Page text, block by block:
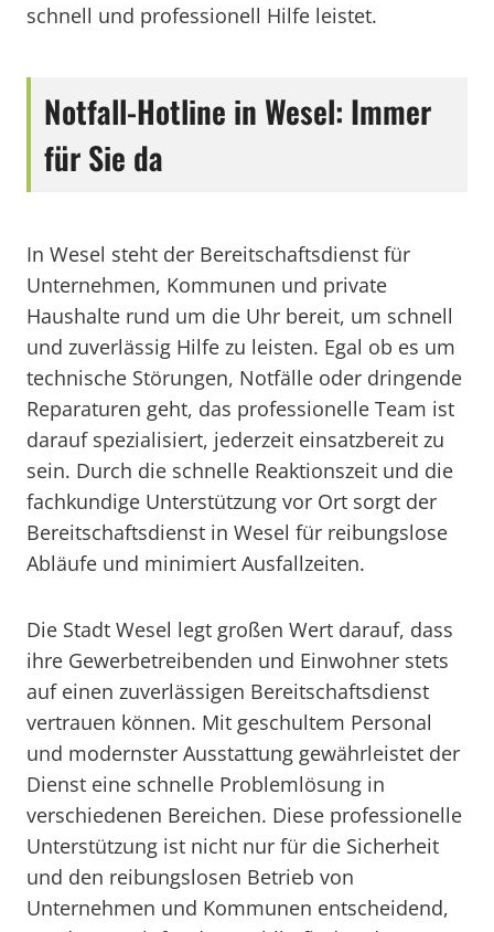
schnell und professionell Hilfe leistet.
Notfall-Hotline in Wesel: Immer
für Sie da
In Wesel steht der Bereitschaftsdienst für
Unternehmen, Kommunen und private
Haushalte rund um die Uhr bereit, um schnell
und zuverlässig Hilfe zu leisten. Egal ob es um
technische Störungen, Notfälle oder dringende
Reparaturen geht, das professionelle Team ist
darauf spezialisiert, jederzeit einsatzbereit zu
sein. Durch die schnelle Reaktionszeit und die
fachkundige Unterstützung vor Ort sorgt der
Bereitschaftsdienst in Wesel für reibungslose
Abläufe und minimiert Ausfallzeiten.
Die Stadt Wesel legt großen Wert darauf, dass
ihre Gewerbetreibenden und Einwohner stets
auf einen zuverlässigen Bereitschaftsdienst
vertrauen können. Mit geschultem Personal
und modernster Ausstattung gewährleistet der
Dienst eine schnelle Problemlösung in
verschiedenen Bereichen. Diese professionelle
Unterstützung ist nicht nur für die Sicherheit
und den reibungslosen Betrieb von
Unternehmen und Kommunen entscheidend,